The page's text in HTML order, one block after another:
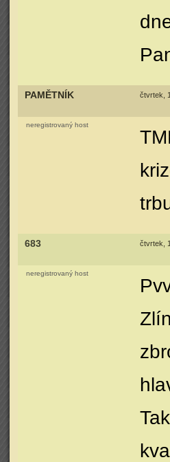
PAMĚTNÍK čtvrtek,
neregistrovaný host
683 čtvrtek,
neregistrovaný host